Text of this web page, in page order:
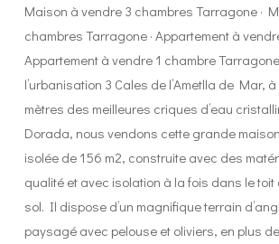
Maison à vendre 3 chambres Tarragone ·
chambres Tarragone · Appartement à
Appartement à vendre 1 chambre
l’urbanisation 3 Cales de l’Ametlla de Mar,
mètres des meilleures criques d’eau
Dorada, nous vendons cette grande
isolée de 156 m2, construite avec des
qualité et avec isolation à la fois dans le toit
sol. Il dispose d’un magnifique terrain
paysagé avec pelouse et oliviers, en plus